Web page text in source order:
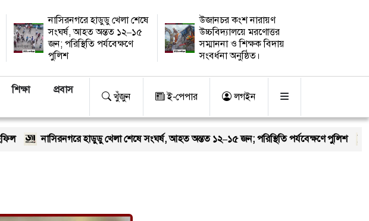
নাসিরনগরে হাডুডু খেলা শেষে
সংঘর্ষ, আহত অন্তত ১২–১৫
জন; পরিস্থিতি পর্যবেক্ষণে
পুলিশ
উজানচর কংশ নারায়ণ
উচ্চবিদ্যালয়ে মরণোত্তর
সম্মাননা ও শিক্ষক বিদায়
সংবর্ধনা অনুষ্ঠিত।
শিক্ষা প্রবাস
খুঁজুন ই-পেপার লগইন
নাসিরনগরে হাডুডু খেলা শেষে সংঘর্ষ, আহত অন্তত ১২–১৫ জন; পরিস্থিতি পর্যবেক্ষণে পুলিশ